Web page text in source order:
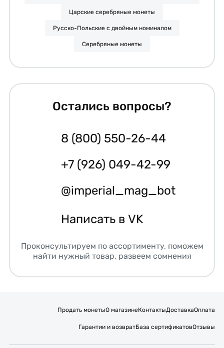
Царские серебряные монеты
Русско-Польские с двойным номиналом
Серебряные монеты
Остались вопросы?
8 (800) 550-26-44
+7 (926) 049-42-99
@imperial_mag_bot
Написать в VK
Проконсультируем по ассортименту, поможем
найти нужный товар, развеем сомнения
Продать монетыО магазинеКонтактыДоставкаОплата
Гарантии и возвратБаза сертификатовОтзывы